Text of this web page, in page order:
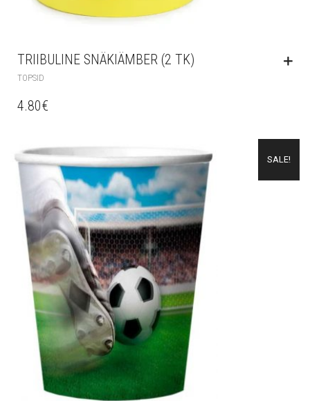
TRIIBULINE SNÄKIÄMBER (2 TK)
TOPSID
4.80€
SALE!